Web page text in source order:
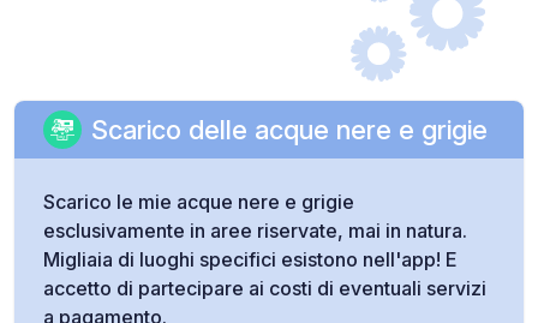
Scarico delle acque nere e grigie
Scarico le mie acque nere e grigie
esclusivamente in aree riservate, mai in natura.
Migliaia di luoghi specifici esistono nell'app! E
accetto di partecipare ai costi di eventuali servizi
a pagamento.